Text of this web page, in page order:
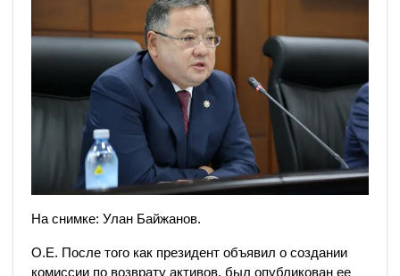
На снимке: Улан Байжанов.
О.Е. После того как президент объявил о создании
комиссии по возврату активов, был опубликован ее